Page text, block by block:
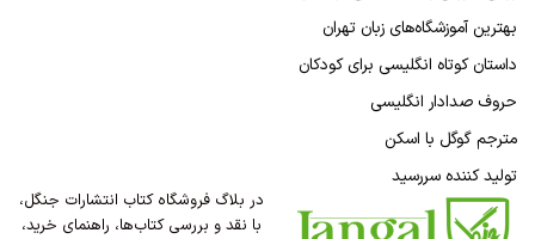
بهترین آموزشگاه‌های زبان تهران
داستان کوتاه انگلیسی برای کودکان
حروف صدادار انگلیسی
مترجم گوگل با اسکن
تولید کننده سررسید
در بلاگ فروشگاه کتاب انتشارات جنگل،
با نقد و بررسی کتاب‌ها، راهنمای خرید،